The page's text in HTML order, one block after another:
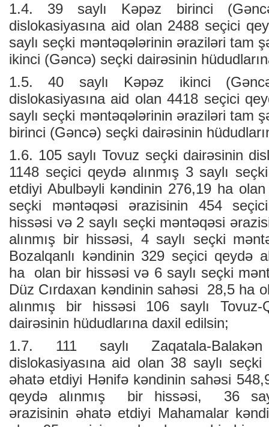
1.4. 39 saylı Kəpəz birinci
dislokasiyasına aid olan 2488 seçici
saylı seçki məntəqələrinin əraziləri tam
ikinci (Gəncə) seçki dairəsinin
1.5. 40 saylı Kəpəz ikinci
dislokasiyasına aid olan 4418 seçici
saylı seçki məntəqələrinin əraziləri tam
birinci (Gəncə) seçki dairəsinin
1.6. 105 saylı Tovuz seçki dairəsinin
1148 seçici qeydə alınmış 3 saylı
etdiyi Abulbəyli kəndinin 276,19 ha
seçki məntəqəsi ərazisinin 454
hissəsi və 2 saylı seçki məntəqəsi
alınmış bir hissəsi, 4 saylı seçki
Bozalqanlı kəndinin 329 seçici qeydə
ha olan bir hissəsi və 6 saylı seçki
Düz Cırdaxan kəndinin sahəsi 28,5 ha
alınmış bir hissəsi 106 saylı Tovuz-
dairəsinin hüdudlarına daxil edilsin;
1.7. 111 saylı Zaqatala-
dislokasiyasına aid olan 38 saylı
əhatə etdiyi Hənifə kəndinin sahəsi
qeydə alınmış bir hissəsi, 36
ərazisinin əhatə etdiyi Mahamalar